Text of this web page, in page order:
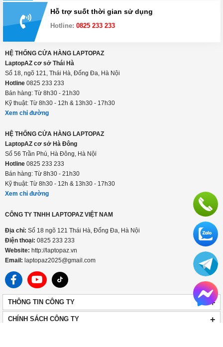
Hỗ trợ suốt thời gian sử dụng
Hotline: 0825 233 233
HỆ THỐNG CỬA HÀNG LAPTOPAZ
LaptopAZ cơ sở Thái Hà
Số 18, ngõ 121, Thái Hà, Đống Đa, Hà Nội
Hotline 0825 233 233
Bán hàng: Từ 8h30 - 21h30
Kỹ thuật: Từ 8h30 - 12h & 13h30 - 17h30
Xem chỉ đường
HỆ THỐNG CỬA HÀNG LAPTOPAZ
LaptopAZ cơ sở Hà Đông
Số 56 Trần Phú, Hà Đông, Hà Nội
Hotline 0825 233 233
Bán hàng: Từ 8h30 - 21h30
Kỹ thuật: Từ 8h30 - 12h & 13h30 - 17h30
Xem chỉ đường
CÔNG TY TNHH LAPTOPAZ VIỆT NAM
Địa chỉ: Số 18 ngõ 121 Thái Hà, Đống Đa, Hà Nội
Điện thoại: 0825 233 233
Website: http://laptopaz.vn
Email: laptopaz2025@gmail.com
THÔNG TIN CÔNG TY +
CHÍNH SÁCH CÔNG TY +